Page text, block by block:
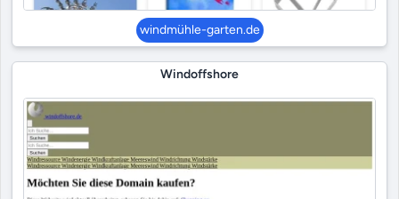
windmühle-garten.de
Windoffshore